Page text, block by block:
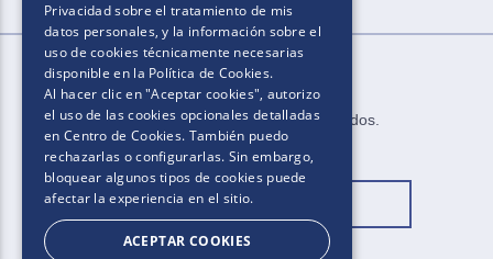
2025​.​​ ​Todos los derechos reservados​.​
Cambiar ubicación
Privacidadsobre el tratamiento de mis
datos personales, y la información sobre el
uso de cookies técnicamente necesarias
disponible en la Política de Cookies.
Al hacer clic en "Aceptar cookies", autorizo
el uso de las cookies opcionales detalladas
en Centro de Cookies. También puedo
rechazarlas o configurarlas. Sin embargo,
bloquear algunos tipos de cookies puede
afectar la experiencia en el sitio.
ACEPTAR COOKIES